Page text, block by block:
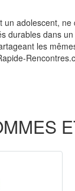
un adolescent,
durables dans
les